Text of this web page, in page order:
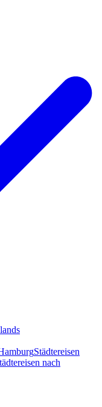
Städtereisen
nach